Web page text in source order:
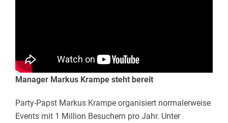
Manager Markus Krampe steht bereit
Party-Papst Markus Krampe organisiert normalerweise
Events mit 1 Million Besuchern pro Jahr. Unter